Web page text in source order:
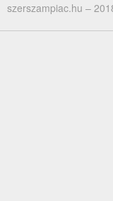
szerszampiac.hu –